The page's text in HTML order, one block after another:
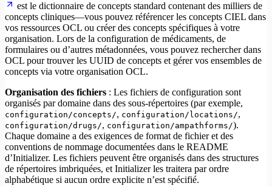
est le dictionnaire de concepts standard contenant des milliers de
concepts cliniques—vous pouvez référencer les concepts CIEL dans
vos ressources OCL ou créer des concepts spécifiques à votre
organisation. Lors de la configuration de médicaments, de
formulaires ou d’autres métadonnées, vous pouvez rechercher dans
OCL pour trouver les UUID de concepts et gérer vos ensembles de
concepts via votre organisation OCL.
Organisation des fichiers : Les fichiers de configuration sont
organisés par domaine dans des sous-répertoires (par exemple,
configuration/concepts/, configuration/locations/,
configuration/drugs/, configuration/ampathforms/).
Chaque domaine a des exigences de format de fichier et des
conventions de nommage documentées dans le README
d’Initializer. Les fichiers peuvent être organisés dans des structures
de répertoires imbriquées, et Initializer les traitera par ordre
alphabétique si aucun ordre explicite n’est spécifié.